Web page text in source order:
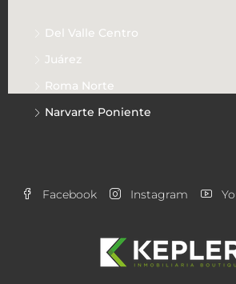
Del Valle Centro
Juárez
Roma Norte
Narvarte Poniente
Facebook Instagram